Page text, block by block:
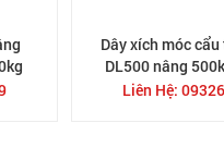
Dây xích móc
DL500 nâng
50cm
Liên Hệ: